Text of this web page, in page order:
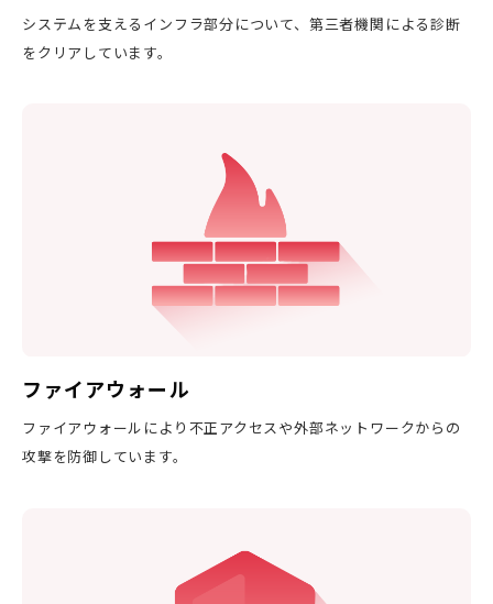
システムを支えるインフラ部分について、第三者機関による診断
をクリアしています。
ファイアウォール
ファイアウォールにより不正アクセスや外部ネットワークからの
攻撃を防御しています。